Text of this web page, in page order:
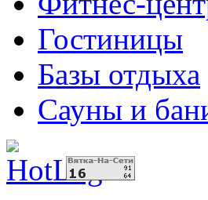
Гостиницы
Базы отдыха
Сауны и